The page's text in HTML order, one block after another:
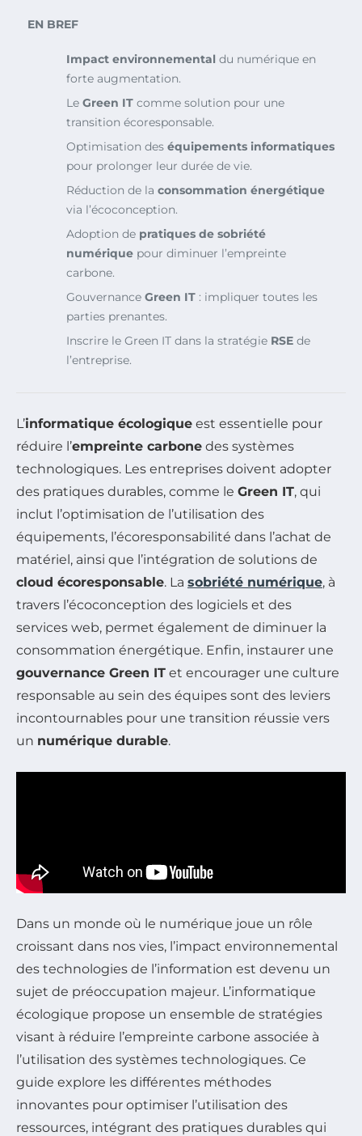
EN BREF
Impact environnemental du numérique en
forte augmentation.
Le Green IT comme solution pour une
transition écoresponsable.
Optimisation des équipements informatiques
pour prolonger leur durée de vie.
Réduction de la consommation énergétique
via l’écoconception.
Adoption de pratiques de sobriété
numérique pour diminuer l’empreinte
carbone.
Gouvernance Green IT : impliquer toutes les
parties prenantes.
Inscrire le Green IT dans la stratégie RSE de
l’entreprise.
L’informatique écologique est essentielle pour
réduire l’empreinte carbone des systèmes
technologiques. Les entreprises doivent adopter
des pratiques durables, comme le Green IT, qui
inclut l’optimisation de l’utilisation des
équipements, l’écoresponsabilité dans l’achat de
matériel, ainsi que l’intégration de solutions de
cloud écoresponsable. La sobriété numérique, à
travers l’écoconception des logiciels et des
services web, permet également de diminuer la
consommation énergétique. Enfin, instaurer une
gouvernance Green IT et encourager une culture
responsable au sein des équipes sont des leviers
incontournables pour une transition réussie vers
un numérique durable.
Dans un monde où le numérique joue un rôle
croissant dans nos vies, l’impact environnemental
des technologies de l’information est devenu un
sujet de préoccupation majeur. L’informatique
écologique propose un ensemble de stratégies
visant à réduire l’empreinte carbone associée à
l’utilisation des systèmes technologiques. Ce
guide explore les différentes méthodes
innovantes pour optimiser l’utilisation des
ressources, intégrant des pratiques durables qui